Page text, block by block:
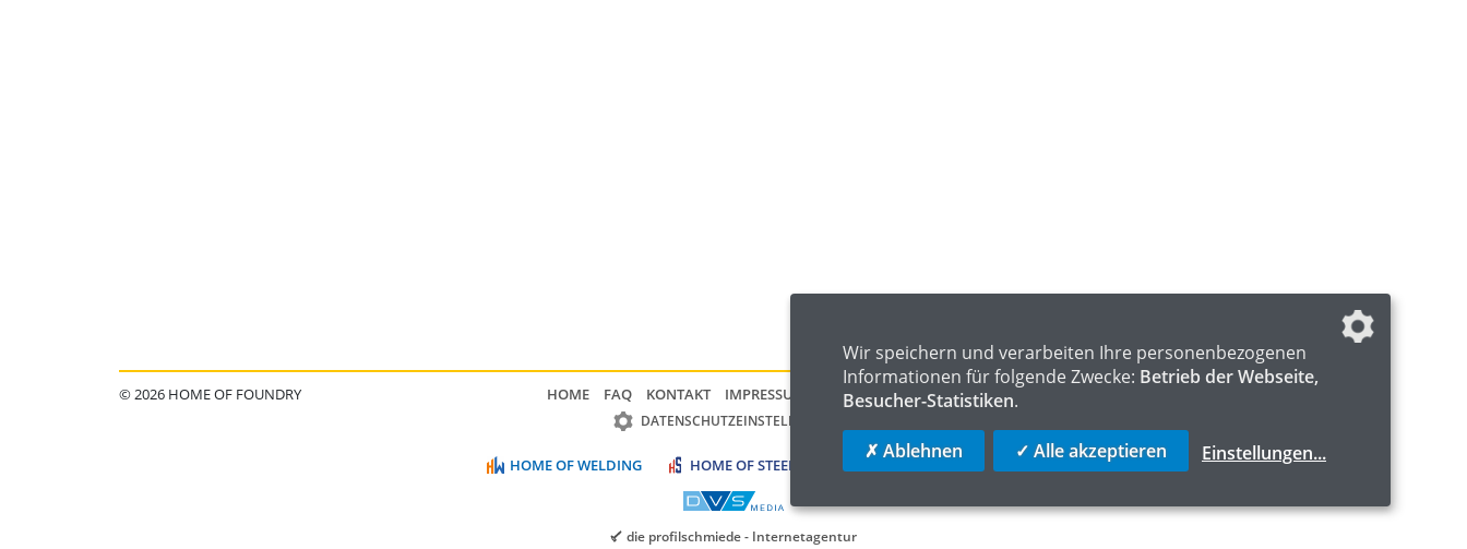
© 2026 HOME OF FOUNDRY HOME FAQ KONTAKT IMPRESSUM DATENSCHUTZ
DATENSCHUTZEINSTELLUNGEN
HOME OF WELDING HOME OF STEEL
die profilschmiede - Internetagentur
Wir speichern und verarbeiten Ihre personenbezogenen
Informationen für folgende Zwecke: Betrieb der Webseite,
Besucher-Statistiken.
✗ Ablehnen ✓ Alle akzeptieren Einstellungen...